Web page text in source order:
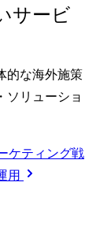
サービ
的な海外施策
ソリューショ
ケティング戦
用